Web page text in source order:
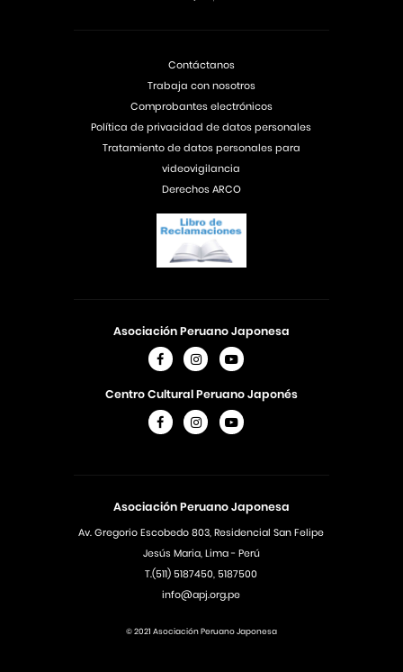
Asociación Peruano Japonesa
Av. Gregorio Escobedo 803, Residencial San Felipe
Jesús Maria, Lima - Perú
T.(511) 5187450, 5187500
info@apj.org.pe
Asociación Peruano Japonesa
Centro Cultural Peruano Japonés
Contáctanos
Trabaja con nosotros
Comprobantes electrónicos
Política de privacidad de datos personales
Tratamiento de datos personales para
videovigilancia
Derechos ARCO
© 2021 Asociación Peruano Japonesa